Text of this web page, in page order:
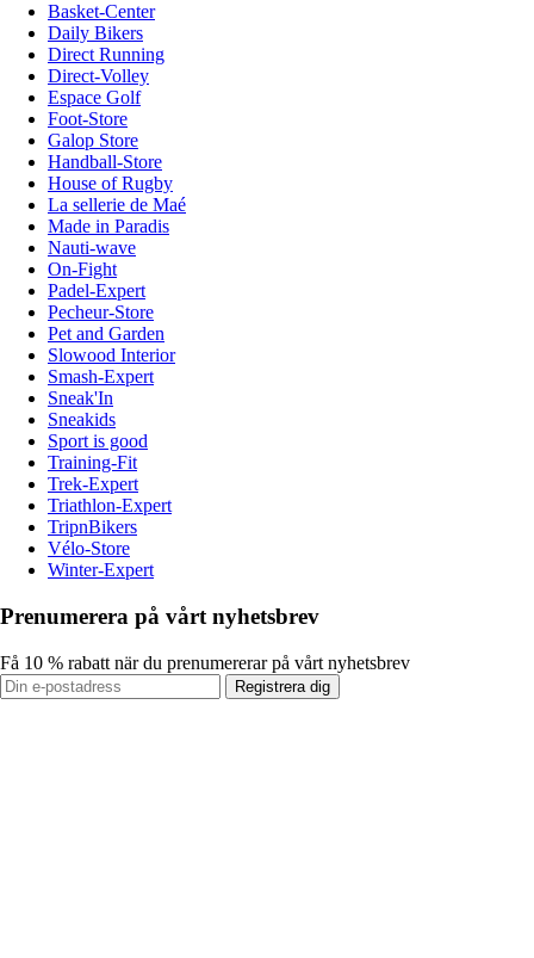
Basket-Center
Daily Bikers
Direct Running
Direct-Volley
Espace Golf
Foot-Store
Galop Store
Handball-Store
House of Rugby
La sellerie de Maé
Made in Paradis
Nauti-wave
On-Fight
Padel-Expert
Pecheur-Store
Pet and Garden
Slowood Interior
Smash-Expert
Sneak'In
Sneakids
Sport is good
Training-Fit
Trek-Expert
Triathlon-Expert
TripnBikers
Vélo-Store
Winter-Expert
Prenumerera på vårt nyhetsbrev
Få 10 % rabatt när du prenumererar på vårt nyhetsbrev
Registrera dig